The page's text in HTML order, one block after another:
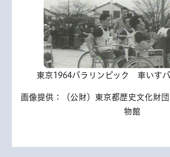
東京1964パラリンピック 車いす
画像提供：（公財）東京都歴史文化財
物館